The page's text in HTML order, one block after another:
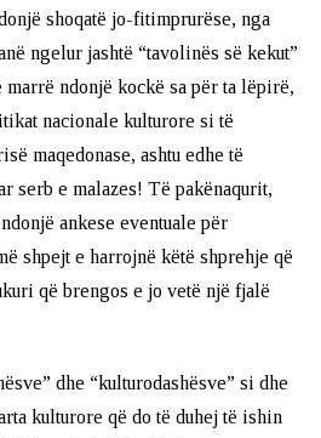
shoqatë jo-fitimprurëse, nga
ngelur jashtë “tavolinës së kekut”
ndonjë kockë sa për ta lëpirë,
nacionale kulturore si të
maqedonase, ashtu edhe të
serb e malazes! Të pakënaqurit,
ankese eventuale për
shpejt e harrojnë këtë shprehje që
që brengos e jo vetë një fjalë
dhe “kulturodashësve” si dhe
kulturore që do të duhej të ishin